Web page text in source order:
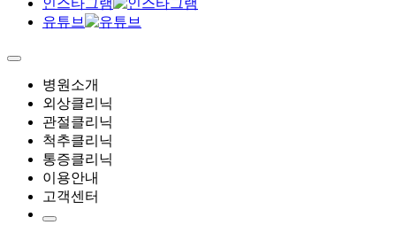
유튜브
병원소개
외상클리닉
관절클리닉
척추클리닉
통증클리닉
이용안내
고객센터